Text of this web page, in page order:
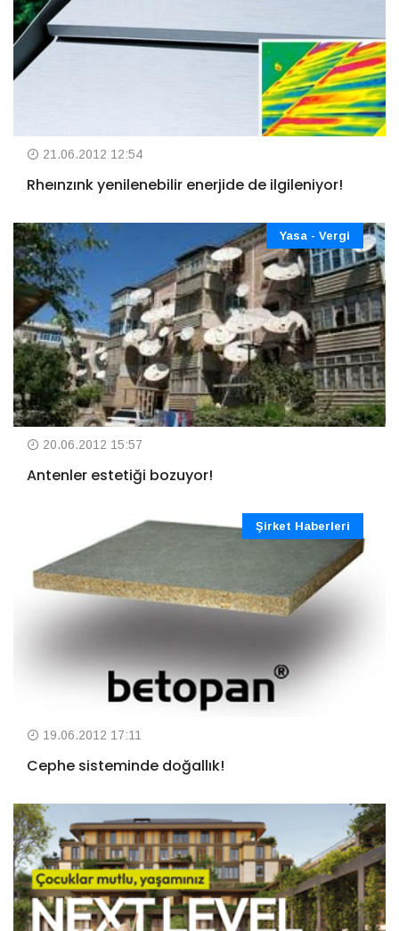
21.06.2012 12:54
Rheınzınk yenilenebilir enerjide de ilgileniyor!
Yasa - Vergi
20.06.2012 15:57
Antenler estetiği bozuyor!
Şirket Haberleri
19.06.2012 17:11
Cephe sisteminde doğallık!